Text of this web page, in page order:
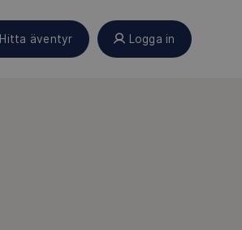
Hitta äventyr Logga in